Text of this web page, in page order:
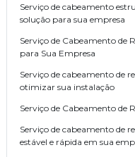
Serviço de cabeamento
solução para sua empresa
Serviço de Cabeamento de
para Sua Empresa
Serviço de cabeamento de
otimizar sua instalação
Serviço de Cabeamento de
Serviço de cabeamento de
estável e rápida em sua